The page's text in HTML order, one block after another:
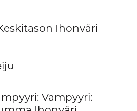
Ihonväri
Vampyyri: